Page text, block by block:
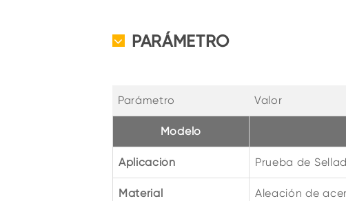
PARÁMETRO
Parámetro Valor
Modelo
Aplicación Prueba de
Material Aleación de